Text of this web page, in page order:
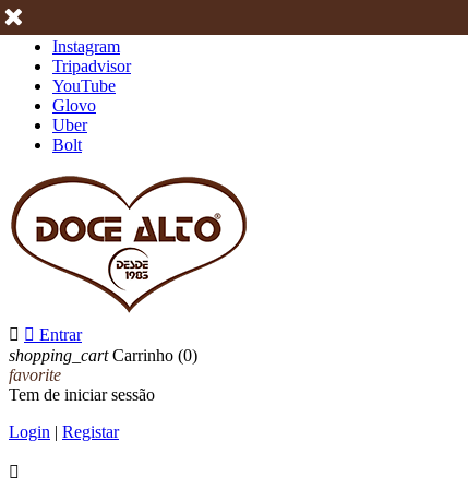
Instagram
Tripadvisor
YouTube
Glovo
Uber
Bolt
  Entrar
shopping_cart Carrinho (0)
favorite
Tem de iniciar sessão
Login | Registar
